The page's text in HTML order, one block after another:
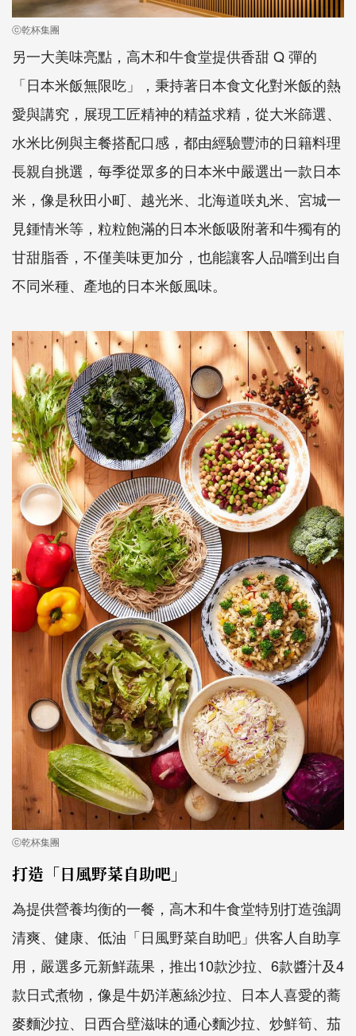
ⓒ乾杯集團
另一大美味亮點，高木和牛食堂提供香甜 Q 彈的
「日本米飯無限吃」，秉持著日本食文化對米飯的熱
愛與講究，展現工匠精神的精益求精，從大米篩選、
水米比例與主餐搭配口感，都由經驗豐沛的日籍料理
長親自挑選，每季從眾多的日本米中嚴選出一款日本
米，像是秋田小町、越光米、北海道咲丸米、宮城一
見鍾情米等，粒粒飽滿的日本米飯吸附著和牛獨有的
甘甜脂香，不僅美味更加分，也能讓客人品嚐到出自
不同米種、產地的日本米飯風味。
ⓒ乾杯集團
打造「日風野菜自助吧」
為提供營養均衡的一餐，高木和牛食堂特別打造強調
清爽、健康、低油「日風野菜自助吧」供客人自助享
用，嚴選多元新鮮蔬果，推出10款沙拉、6款醬汁及4
款日式煮物，像是牛奶洋蔥絲沙拉、日本人喜愛的蕎
麥麵沙拉、日西合壁滋味的通心麵沙拉、炒鮮筍、茄